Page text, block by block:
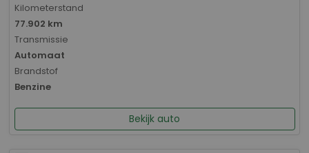
Kilometerstand
77.902 km
Transmissie
Automaat
Brandstof
Benzine
Bekijk auto